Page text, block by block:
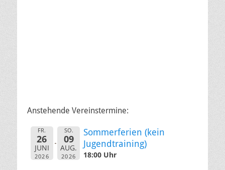
Anstehende Vereinstermine:
FR.
26
JUNI
2026
SO.
09
AUG.
2026
Sommerferien (kein
Jugendtraining)
18:00 Uhr